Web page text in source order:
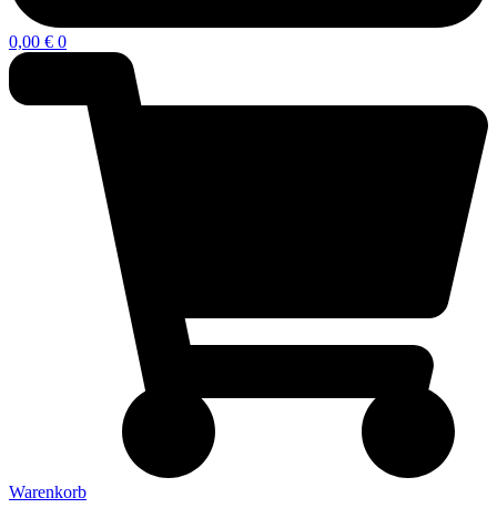
0,00 € 0
Warenkorb